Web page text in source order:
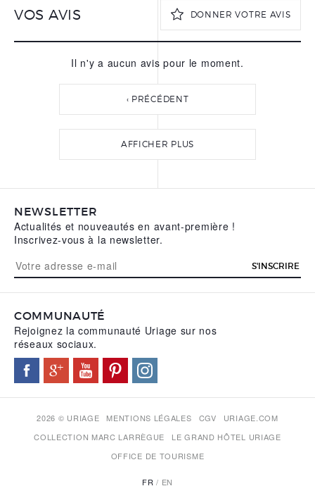
VOS AVIS DONNER VOTRE AVIS
VOTRE PRÉNOM*
VOTRE AVIS *
Autoriser Uriage à vous adresser par e-mail des
informations et nouvelles concernant la marque et ses
produits
Il n'y a aucun avis pour le moment.
‹ PRÉCÉDENT
AFFICHER PLUS
NEWSLETTER
Actualités et nouveautés en avant-première !
Inscrivez-vous à la newsletter.
S'INSCRIRE
COMMUNAUTÉ
Rejoignez la communauté Uriage sur nos
réseaux sociaux.
2026 © URIAGE MENTIONS LÉGALES CGV
URIAGE.COM
COLLECTION MARC LARRÈGUE
LE GRAND HÔTEL URIAGE
OFFICE DE TOURISME
FR EN